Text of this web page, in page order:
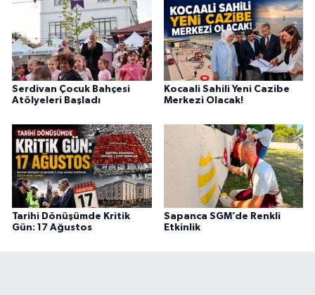
Serdivan Çocuk Bahçesi
Atölyeleri Başladı
Kocaali Sahili Yeni Cazibe
Merkezi Olacak!
Tarihi Dönüşümde Kritik
Gün: 17 Ağustos
Sapanca SGM’de Renkli
Etkinlik